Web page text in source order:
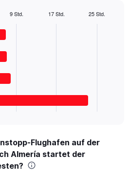
9 Std. 17 Std. 25 Std.
Flughafen auf der
Almería startet der